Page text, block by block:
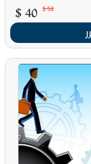
40 $ 52 $